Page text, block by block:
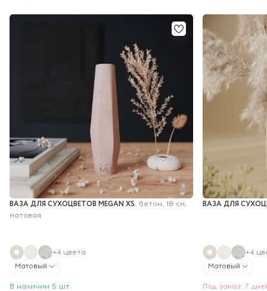
ВАЗА ДЛЯ СУХОЦВЕТОВ MEGAN XS, бетон, 18 см,
матовая
+4 цвета
Матовый
В наличии 5 шт.
ВАЗА ДЛЯ
+4
Матовый
Под заказ: 7